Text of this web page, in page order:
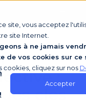
site, vous acceptez
site Internet.
à ne jamais
de vos cookies sur ce
cookies, cliquez sur nos
Accepter
:
clés